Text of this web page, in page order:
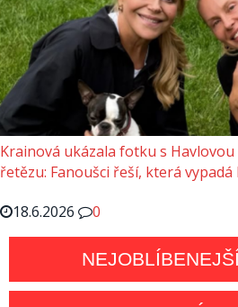
Krainová ukázala fotku s
řetězu: Fanoušci řeší, která vypadá
18.6.2026
0